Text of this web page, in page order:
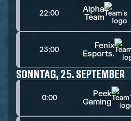
22:00
Alpha
Team
23:00
Fenix
Esports.
SONNTAG, 25. SEPTEMBER
0:00
Peek
Gaming